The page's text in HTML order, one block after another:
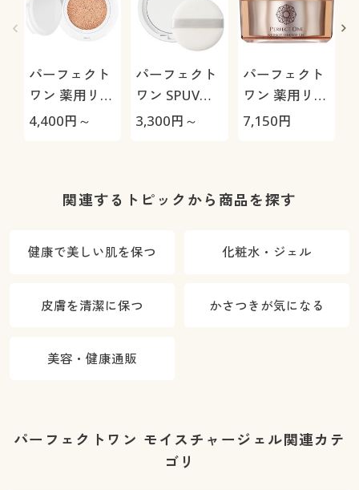
パーフェクト
ワン 薬用リン
クル&カバー
4,400円～
パーフェクト
ワン SPUVプ
ロテクトパウ
3,300円～
パーフェクト
ワン 薬用リン
クルストレッ
7,150円
関連するトピックから商品を探す
健康で美しい肌を保つ 化粧水・ジェル
皮膚を清潔に保つ かさつきが気になる
美容・健康通販
パーフェクトワン モイスチャージェル関連カテ
ゴリ